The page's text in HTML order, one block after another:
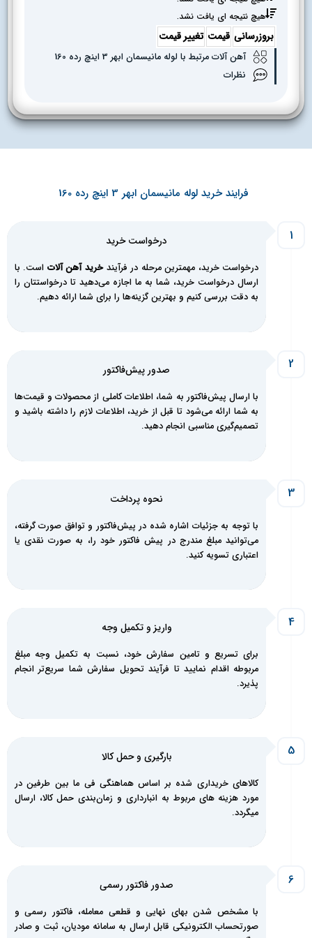
هیچ نتیجه ای یافت نشد.
بروزرسانی قیمت تغییر قیمت
آهن آلات مرتبط با لوله مانیسمان ابهر 3 اینچ رده 160
نظرات
فرایند خرید لوله مانیسمان ابهر 3 اینچ رده 160
درخواست خرید
درخواست خرید، مهمترین مرحله در فرآیندخرید آهن آلاتاست. با
ارسال درخواست خرید، شما به ما اجازه می‌دهید تا درخواستتان را
به دقت بررسی کنیم و بهترین گزینه‌ها را برای شما ارائه دهیم.
صدور پیش‌فاکتور
با ارسال پیش‌فاکتور به شما، اطلاعات کاملی از محصولات و قیمت‌ها
به شما ارائه می‌شود تا قبل از خرید، اطلاعات لازم را داشته باشید و
تصمیم‌گیری مناسبی انجام دهید.
نحوه پرداخت
با توجه به جزئیات اشاره شده در پیش‌فاکتور و توافق صورت گرفته،
می‌توانید مبلغ مندرج در پیش فاکتور خود را، به صورت نقدی یا
اعتباری تسویه کنید.
واریز و تکمیل‌ وجه
برای تسریع و تامین سفارش خود، نسبت به تکمیل وجه مبلغ
مربوطه اقدام نمایید تا فرآیند تحویل سفارش شما سریع‌تر انجام
پذیرد.
بارگیری و حمل کالا
کالاهای خریداری شده بر اساس هماهنگی فی ما بین طرفین در
مورد هزینه های مربوط به انبارداری و زمان‌بندی حمل کالا، ارسال
میگردد.
صدور فاکتور رسمی
با مشخص شدن بهای نهایی و قطعی معامله، فاکتور رسمی و
صورتحساب الکترونیکی قابل ارسال به سامانه مودیان، ثبت و صادر